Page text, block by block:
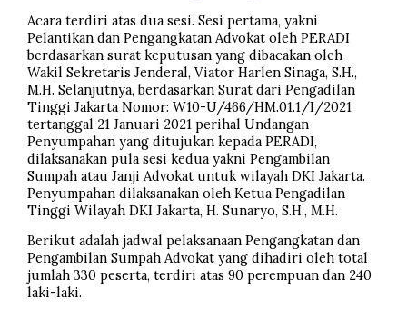
Acara terdiri atas dua sesi. Sesi pertama, yakni
Pelantikan dan Pengangkatan Advokat oleh PERADI
berdasarkan surat keputusan yang dibacakan oleh
Wakil Sekretaris Jenderal, Viator Harlen Sinaga, S.H.,
M.H. Selanjutnya, berdasarkan Surat dari Pengadilan
Tinggi Jakarta Nomor: W10-U/466/HM.01.1/I/2021
tertanggal 21 Januari 2021 perihal Undangan
Penyumpahan yang ditujukan kepada PERADI,
dilaksanakan pula sesi kedua yakni Pengambilan
Sumpah atau Janji Advokat untuk wilayah DKI Jakarta.
Penyumpahan dilaksanakan oleh Ketua Pengadilan
Tinggi Wilayah DKI Jakarta, H. Sunaryo, S.H., M.H.
Berikut adalah jadwal pelaksanaan Pengangkatan dan
Pengambilan Sumpah Advokat yang dihadiri oleh total
jumlah 330 peserta, terdiri atas 90 perempuan dan 240
laki-laki.